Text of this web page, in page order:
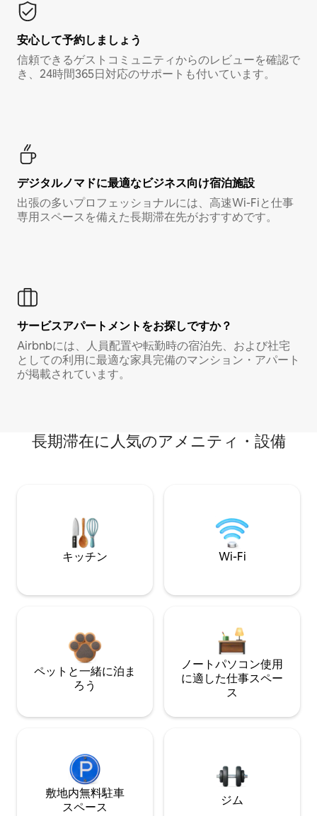
安心して予約しましょう
信頼できるゲストコミュニティからのレビューを確認で
き、24時間365日対応のサポートも付いています。
デジタルノマド⁠に最⁠適⁠なビ⁠ジ⁠ネ⁠ス⁠向⁠け宿⁠泊⁠施⁠設
出張の多いプロフェッショナルには、高速Wi-Fiと仕事
専用スペースを備えた長期滞在先がおすすめです。
サービスアパートメントをお探しですか？
Airbnbには、人員配置や転勤時の宿泊先、および社宅
としての利用に最適な家具完備のマンション・アパート
が掲載されています。
長期滞在に人気のアメニティ・設備
キッチン Wi-Fi
ペットと一緒に泊ま
ろう
ノートパソコン使用
に適した仕事スペー
ス
敷地内無料駐⁠車
ス⁠ペ⁠ー⁠ス
ジム